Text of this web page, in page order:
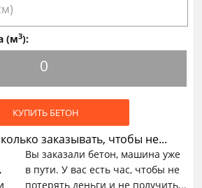
(м3):
0
КУПИТЬ БЕТОН
заказывать, чтобы не...
Вы заказали бетон, машина уже
в пути. У вас есть час, чтобы не
потерять деньги и не получить...